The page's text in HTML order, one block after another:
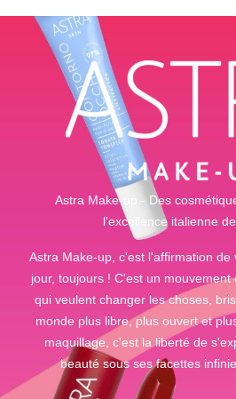
Astra Make-up - Des
l'excellence italienne
Astra Make-up, c'est l'affirmation de
jour, toujours ! C'est un
qui veulent changer les choses,
monde plus libre, plus ouvert et
maquillage, c'est la liberté de
beauté sous ses facettes